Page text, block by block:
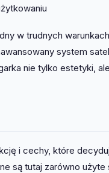
w trudnych
system
nie tylko estetyki,
i cechy, które
są tutaj zarówno